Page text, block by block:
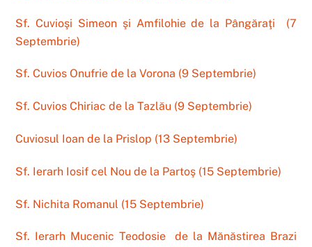
Sf. Cuvioşi Simeon şi Amfilohie de la Pângăraţi (7
Septembrie)
Sf. Cuvios Onufrie de la Vorona (9 Septembrie)
Sf. Cuvios Chiriac de la Tazlău (9 Septembrie)
Cuviosul Ioan de la Prislop (13 Septembrie)
Sf. Ierarh Iosif cel Nou de la Partoş (15 Septembrie)
Sf. Nichita Romanul (15 Septembrie)
Sf. Ierarh Mucenic Teodosie de la Mănăstirea Brazi